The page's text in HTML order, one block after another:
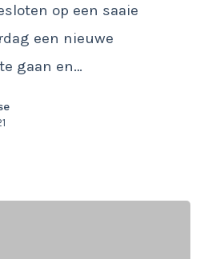
op een saaie
een nieuwe
gaan en…